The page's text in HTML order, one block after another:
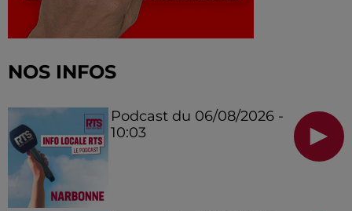
NOS INFOS
Podcast du 06/08/2026 -
10:03